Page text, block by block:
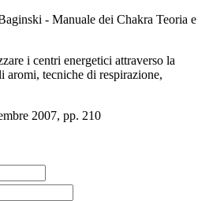
- Manuale dei Chakra Teoria e
i centri energetici attraverso la
tecniche di respirazione,
2007, pp. 210